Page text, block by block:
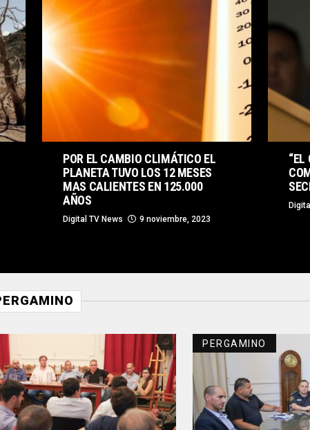
POR EL CAMBIO CLIMÁTICO EL
PLANETA TUVO LOS 12 MESES
MAS CALIENTES EN 125.000
AÑOS
Digital TV News 9 noviembre, 2023
“EL
PERGAMINO